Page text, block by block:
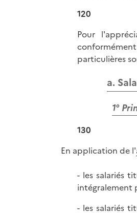
120
Pour
particulières
a.
1°
130
En application de l'
- les salariés
intégralement
- les salariés